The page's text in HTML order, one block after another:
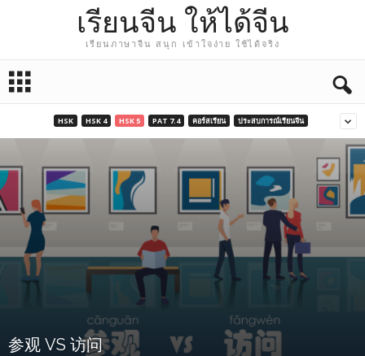
เรียนจีน ให้ได้จีน
เรียนภาษาจีน สนุก เข้าใจง่าย ใช้ได้จริง
HSK HSK 4 HSK 5 PAT 7.4 คอร์สเรียน ประสบการณ์เรียนจีน
参观 VS 访问